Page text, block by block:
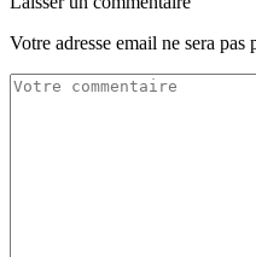
Votre adresse email ne sera pas